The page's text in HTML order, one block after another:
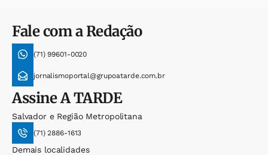
Fale com a Redação
(71) 99601-0020
jornalismoportal@grupoatarde.com.br
AssineA TARDE
Salvador e Região Metropolitana
(71) 2886-1613
Demais localidades